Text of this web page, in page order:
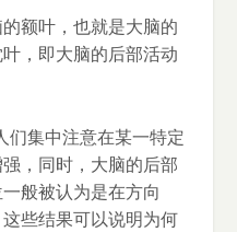
额叶，也就是大脑的
，即大脑的后部活动
们集中注意在某一特定
，同时，大脑的后部
般被认为是在方向
些结果可以说明为何